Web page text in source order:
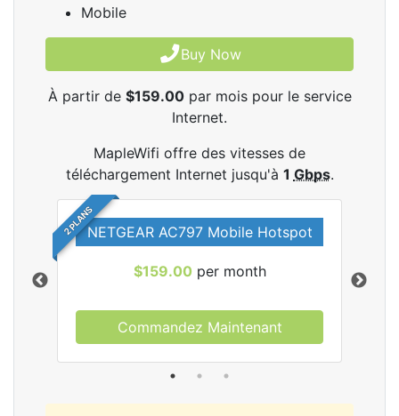
Mobile
Buy Now
À partir de $159.00par mois pour le service
Internet.
MapleWifi offre des vitesses de
téléchargement Internet jusqu'à 1 Gbps.
2 PLANSNETGEAR AC797 Mobile Hotspot
$159.00 per month
Commandez Maintenant